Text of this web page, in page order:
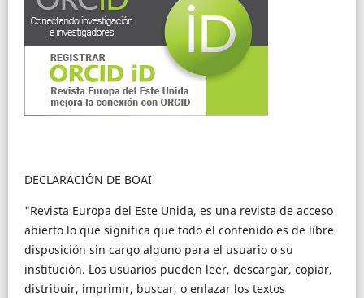
DECLARACIÓN DE BOAI
"Revista Europa del Este Unida, es una revista de acceso
abierto lo que significa que todo el contenido es de libre
disposición sin cargo alguno para el usuario o su
institución. Los usuarios pueden leer, descargar, copiar,
distribuir, imprimir, buscar, o enlazar los textos